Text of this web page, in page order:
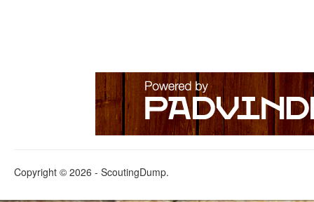
Copyright © 2026 - ScoutingDump.